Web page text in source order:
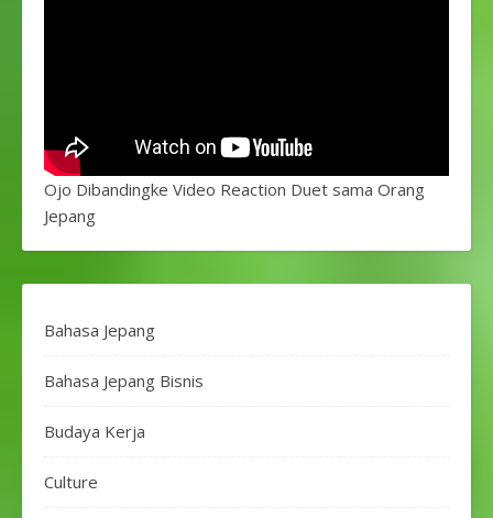
Ojo Dibandingke Video Reaction Duet sama Orang
Jepang
Bahasa Jepang
Bahasa Jepang Bisnis
Budaya Kerja
Culture